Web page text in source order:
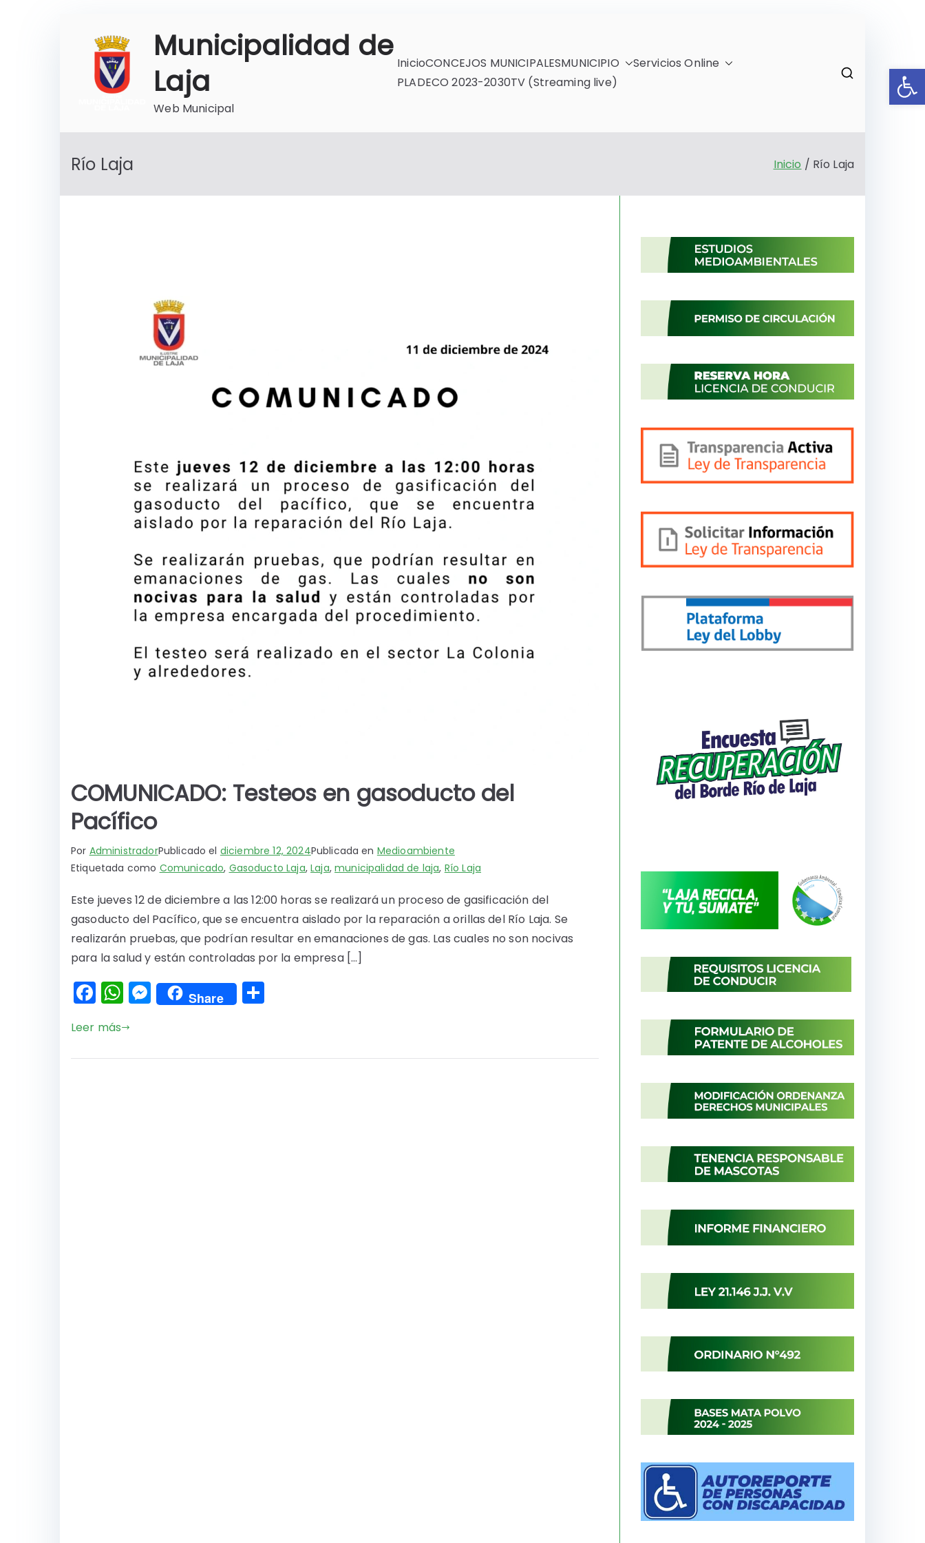
contenido
Municipalidad de
Laja
Web Municipal
InicioCONCEJOS MUNICIPALESMUNICIPIO
Servicios Online
PLADECO 2023-2030TV (Streaming live)
Río Laja Inicio Río Laja
COMUNICADO: Testeos en gasoducto del
Pacífico
Por AdministradorPublicado el diciembre 12, 2024Publicada en Medioambiente
Etiquetada como Comunicado, Gasoducto Laja,Laja,municipalidad de laja, Río Laja
Este jueves 12 de diciembre a las 12:00 horas se realizará un proceso de gasificación del
gasoducto del Pacífico, que se encuentra aislado por la reparación a orillas del Río Laja. Se
realizarán pruebas, que podrían resultar en emanaciones de gas. Las cuales no son nocivas
para la salud y están controladas por la empresa […]
F
a
c
e
W
h
a
ts
M
e
s
Share C
p
Leer más